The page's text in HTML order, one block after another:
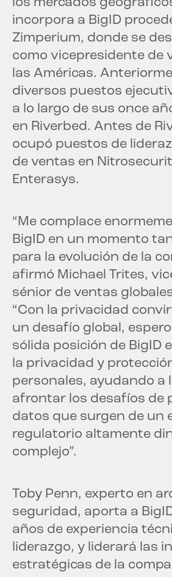
los mercados
incorpora a BigID
Zimperium, donde se
como vicepresidente de
las Américas.
diversos puestos
a lo largo de sus once
en Riverbed. Antes de
ocupó puestos de
de ventas en
Enterasys.
“Me complace
BigID en un momento
para la evolución de la
afirmó Michael Trites,
sénior de ventas
“Con la privacidad
un desafío global,
sólida posición de BigID
la privacidad y
personales, ayudando a
afrontar los desafíos de
datos que surgen de un
regulatorio altamente
complejo”.
Toby Penn, experto en
seguridad, aporta a
años de experiencia
liderazgo, y liderará las
estratégicas de la